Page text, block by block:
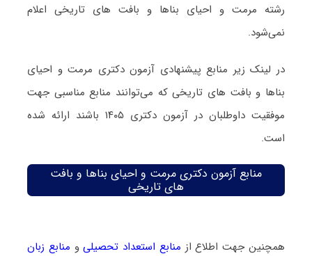
رشته مرمت و احیای بناها و بافت های تاریخی اعلام
نمی‌شود.
در لینک زیر منابع پیشنهادی آزمون دکتری مرمت و احیای
بناها و بافت های تاریخی که می‌توانند منابع مناسبی جهت
موفقیت داوطلبان در آزمون دکتری ۱۴۰۵ باشند ارائه شده
است.
منابع آزمون دکتری مرمت و احیای بناها و بافت
های تاریخی
همچنین جهت اطلاع از منابع استعداد تحصیلیو منابع زبان